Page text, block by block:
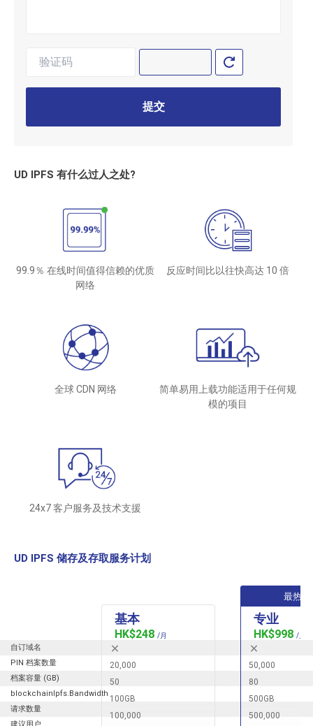
提交
UD IPFS 有什么过人之处?
99.9％ 在线时间值得信赖的优质
网络
反应时间比以往快高达 10 倍
全球 CDN 网络
简单易用上载功能适用于任何规
模的项目
24x7 客户服务及技术支援
UD IPFS 储存及存取服务计划
自订域名
PIN 档案数量
档案容量 (GB)
blockchainIpfs.Bandwidth
请求数量
基本
HK$248 /月
20,000
50
100GB
100,000
专业
HK$998 /月
50,000
80
500GB
500,000